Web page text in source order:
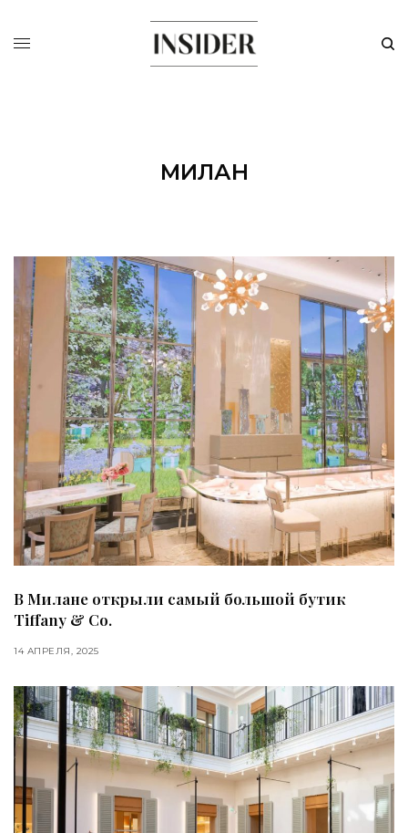
МИЛАН
В Милане открыли самый большой бутик
Tiffany & Co.
14 АПРЕЛЯ, 2025